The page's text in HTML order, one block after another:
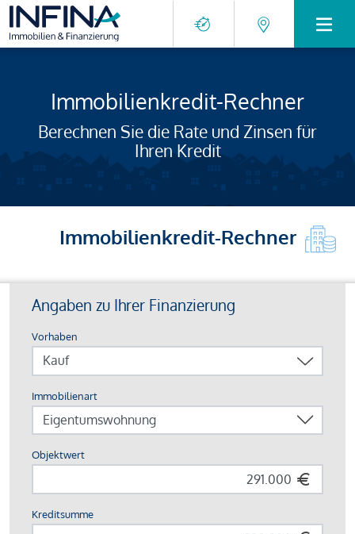
Immobilienkredit-Rechner
Berechnen Sie die Rate und Zinsen für
Ihren Kredit
Immobilienkredit-Rechner